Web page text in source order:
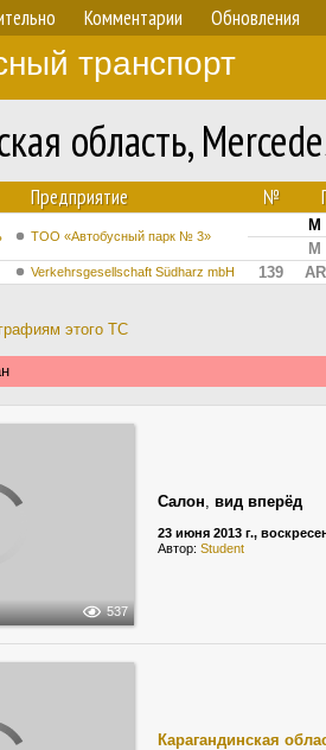
Комментарии Обновления
транспорт
область,
Предприятие №
TOO «Автобусный парк № 3»
M
M
Verkehrsgesellschaft Südharz mbH 139
этого ТС
537
Салон, вид вперёд
23 июня 2013 г.,
Автор: Student
Карагандинская